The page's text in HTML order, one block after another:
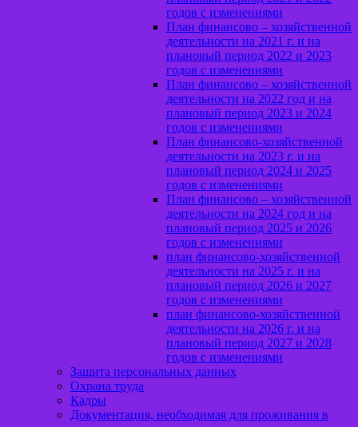
годов с изменениями
План финансово – хозяйственной
деятельности на 2021 г. и на
плановый период 2022 и 2023
годов с изменениями
План финансово – хозяйственной
деятельности на 2022 год и на
плановый период 2023 и 2024
годов с изменениями
План финансово-хозяйственной
деятельности на 2023 г. и на
плановый период 2024 и 2025
годов с изменениями
План финансово – хозяйственной
деятельности на 2024 год и на
плановый период 2025 и 2026
годов с изменениями
план финансово-хозяйственной
деятельности на 2025 г. и на
плановый период 2026 и 2027
годов с изменениями
план финансово-хозяйственной
деятельности на 2026 г. и на
плановый период 2027 и 2028
годов с изменениями
Защита персональных данных
Охрана труда
Кадры
Документация, необходимая для проживания в